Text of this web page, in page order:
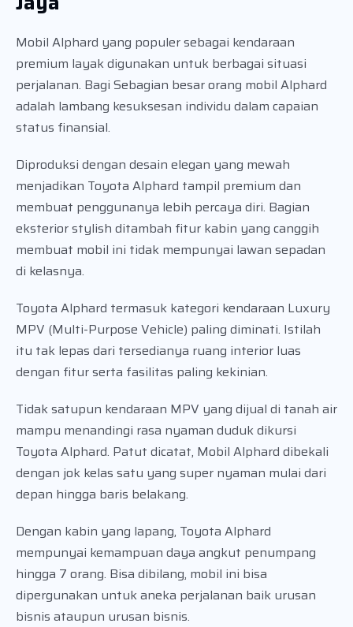
Mobil Alphard yang populer sebagai kendaraan
premium layak digunakan untuk berbagai situasi
perjalanan. Bagi Sebagian besar orang mobil Alphard
adalah lambang kesuksesan individu dalam capaian
status finansial.
Diproduksi dengan desain elegan yang mewah
menjadikan Toyota Alphard tampil premium dan
membuat penggunanya lebih percaya diri. Bagian
eksterior stylish ditambah fitur kabin yang canggih
membuat mobil ini tidak mempunyai lawan sepadan
di kelasnya.
Toyota Alphard termasuk kategori kendaraan Luxury
MPV (Multi-Purpose Vehicle) paling diminati. Istilah
itu tak lepas dari tersedianya ruang interior luas
dengan fitur serta fasilitas paling kekinian.
Tidak satupun kendaraan MPV yang dijual di tanah air
mampu menandingi rasa nyaman duduk dikursi
Toyota Alphard. Patut dicatat, Mobil Alphard dibekali
dengan jok kelas satu yang super nyaman mulai dari
depan hingga baris belakang.
Dengan kabin yang lapang, Toyota Alphard
mempunyai kemampuan daya angkut penumpang
hingga 7 orang. Bisa dibilang, mobil ini bisa
dipergunakan untuk aneka perjalanan baik urusan
bisnis ataupun urusan bisnis.